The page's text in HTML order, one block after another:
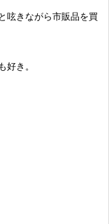
呟きながら市販品を買
好き。